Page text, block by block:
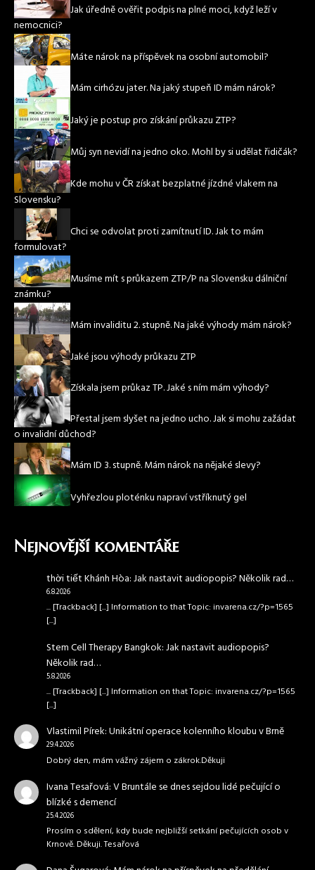
Jak úředně ověřit podpis na plné moci, když leží v
nemocnici?
Máte nárok na příspěvek na osobní automobil?
Mám cirhózu jater. Na jaký stupeň ID mám nárok?
Jaký je postup pro získání průkazu ZTP?
Můj syn nevidí na jedno oko. Mohl by si udělat řidičák?
Kde mohu v ČR získat bezplatné jízdné vlakem na
Slovensku?
Chci se odvolat proti zamítnutí ID. Jak to mám
formulovat?
Musíme mít s průkazem ZTP/P na Slovensku dálniční
známku?
Mám invaliditu 2. stupně. Na jaké výhody mám nárok?
Jaké jsou výhody průkazu ZTP
Získala jsem průkaz TP. Jaké s ním mám výhody?
Přestal jsem slyšet na jedno ucho. Jak si mohu zažádat
o invalidní důchod?
Mám ID 3. stupně. Mám nárok na nějaké slevy?
Vyhřezlou ploténku napraví vstříknutý gel
Nejnovější komentáře
thời tiết Khánh Hòa:Jak nastavit audiopopis? Několik rad…
6.8.2026
... [Trackback] [...] Information to that Topic: invarena.cz/?p=1565
[...]
Stem Cell Therapy Bangkok:Jak nastavit audiopopis?
Několik rad…
5.8.2026
... [Trackback] [...] Information on that Topic: invarena.cz/?p=1565
[...]
Vlastimil Pírek:Unikátní operace kolenního kloubu v Brně
29.4.2026
Dobrý den, mám vážný zájem o zákrok.Děkuji
Ivana Tesařová:V Bruntále se dnes sejdou lidé pečující o
blízké s demencí
25.4.2026
Prosím o sdělení, kdy bude nejbližší setkání pečujících osob v
Krnově. Děkuji. Tesařová